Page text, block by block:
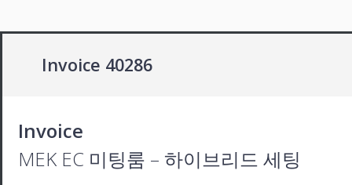
Invoice 40286
Invoice
MEK EC 미팅룸 – 하이브리드 세팅